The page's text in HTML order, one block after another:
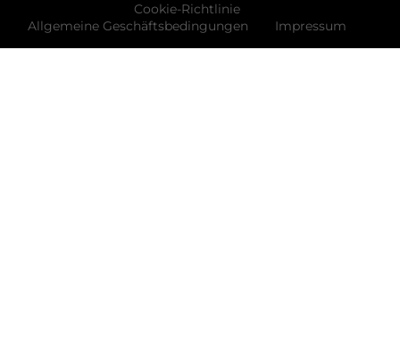
Cookie-Richtlinie
Allgemeine Geschäftsbedingungen
Impressum